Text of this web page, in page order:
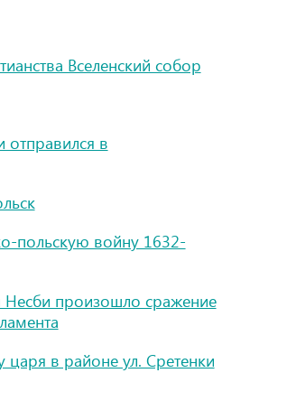
Вселенский собор
отправился в
польскую войну 1632-
Несби произошло сражение
царя в районе ул. Сретенки